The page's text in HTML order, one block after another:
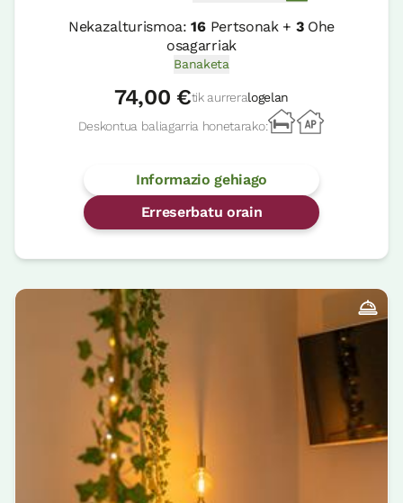
Nekazalturismoa:16Pertsonak + 3Ohe
osagarriak
Banaketa
74,00 €tik aurreralogelan
Deskontua baliagarria honetarako:
Informazio gehiago
Erreserbatu orain